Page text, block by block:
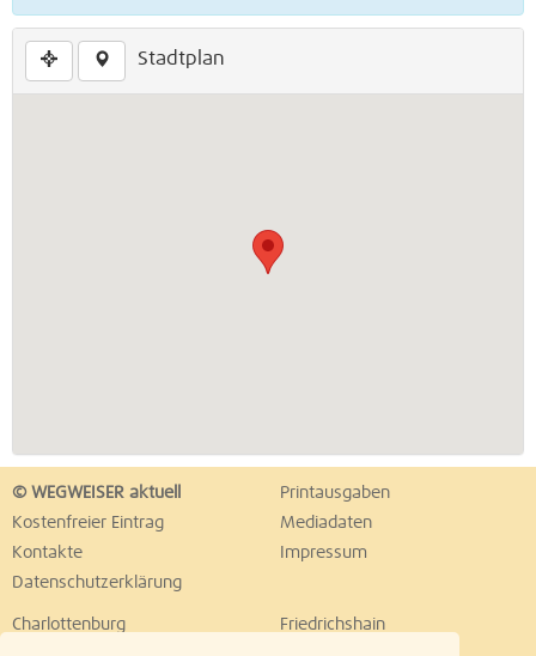
Stadtplan
© WEGWEISER aktuell
Printausgaben
Kostenfreier Eintrag
Mediadaten
Kontakte
Impressum
Datenschutzerklärung
Charlottenburg
Friedrichshain